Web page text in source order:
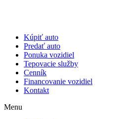
Kúpiť auto
Predať auto
Ponuka vozidiel
Tepovacie služby
Cenník
Financovanie vozidiel
Kontakt
Menu